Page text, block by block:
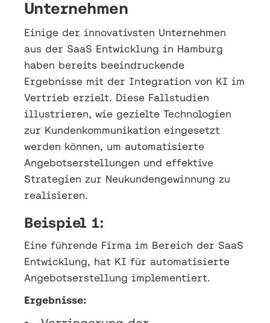
Unternehmen
Einige der innovativsten Unternehmen
aus der SaaS Entwicklung in Hamburg
haben bereits beeindruckende
Ergebnisse mit der Integration von KI im
Vertrieb erzielt. Diese Fallstudien
illustrieren, wie gezielte Technologien
zur Kundenkommunikation eingesetzt
werden können, um automatisierte
Angebotserstellungen und effektive
Strategien zur Neukundengewinnung zu
realisieren.
Beispiel 1:
Eine führende Firma im Bereich der SaaS
Entwicklung, hat KI für automatisierte
Angebotserstellung implementiert.
Ergebnisse: